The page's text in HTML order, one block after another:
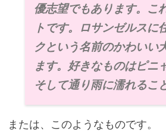
優志望でもあります。こ
トです。ロサンゼルスに
クという名前のかわいい
ます。好きなものはピニ
そして通り雨に濡れるこ
または、このようなものです。